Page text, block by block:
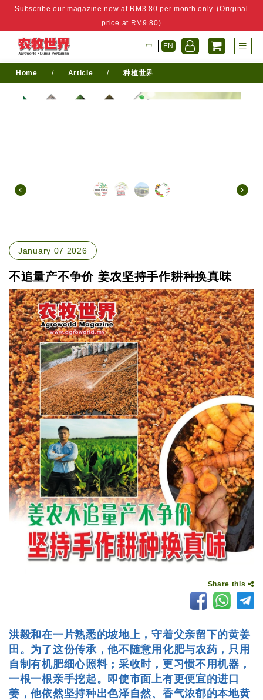
Subscribe our magazine now at RM3.80 per month only. (Original
price at RM9.80)
中 EN
Home / Article / 种植世界
January 07 2026
不追量产不争价 姜农坚持手作耕种换真味
Share this
洪毅和在一片熟悉的坡地上，守着父亲留下的黄姜
田。为了这份传承，他不随意用化肥与农药，只用
自制有机肥细心照料；采收时，更习惯不用机器，
一根一根亲手挖起。即使市面上有更便宜的进口
姜，他依然坚持种出色泽自然、香气浓郁的本地黄